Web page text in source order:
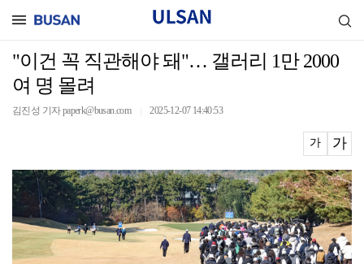
"이건 꼭 직관해야 돼"… 갤러리 1만 2000
여 명 몰려
김진성 기자 paperk@busan.com 2025-12-07 14:40:53
가 가